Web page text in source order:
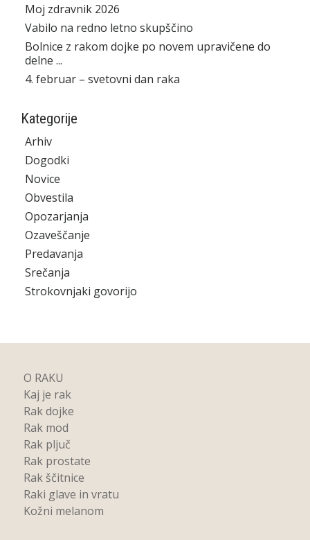
Moj zdravnik 2026
Vabilo na redno letno skupščino
Bolnice z rakom dojke po novem upravičene do
delne ...
4. februar – svetovni dan raka
Kategorije
Arhiv
Dogodki
Novice
Obvestila
Opozarjanja
Ozaveščanje
Predavanja
Srečanja
Strokovnjaki govorijo
O RAKU
Kaj je rak
Rak dojke
Rak mod
Rak pljuč
Rak prostate
Rak ščitnice
Raki glave in vratu
Kožni melanom